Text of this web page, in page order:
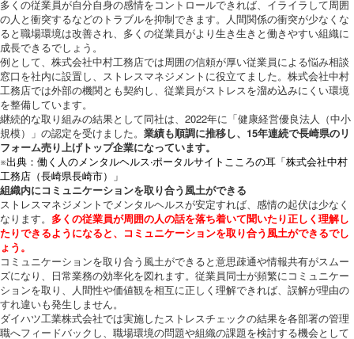
多くの従業員が自分自身の感情をコントロールできれば、イライラして周囲
の人と衝突するなどのトラブルを抑制できます。人間関係の衝突が少なくな
ると職場環境は改善され、多くの従業員がより生き生きと働きやすい組織に
成長できるでしょう。
例として、株式会社中村工務店では周囲の信頼が厚い従業員による悩み相談
窓口を社内に設置し、ストレスマネジメントに役立てました。株式会社中村
工務店では外部の機関とも契約し、従業員がストレスを溜め込みにくい環境
を整備しています。
継続的な取り組みの結果として同社は、2022年に「健康経営優良法人（中小
規模）」の認定を受けました。 業績も順調に推移し、15年連続で長崎県のリ
フォーム売り上げトップ企業になっています。
※出典：働く人のメンタルヘルス·ポータルサイトこころの耳「株式会社中村
工務店（長崎県長崎市）」
組織内にコミュニケーションを取り合う風土ができる
ストレスマネジメントでメンタルヘルスが安定すれば、感情の起伏は少なく
なります。 多くの従業員が周囲の人の話を落ち着いて聞いたり正しく理解し
たりできるようになると、コミュニケーションを取り合う風土ができるでし
ょう。
コミュニケーションを取り合う風土ができると意思疎通や情報共有がスムー
ズになり、日常業務の効率化を図れます。従業員同士が頻繁にコミュニケー
ションを取り、人間性や価値観を相互に正しく理解できれば、誤解が理由の
すれ違いも発生しません。
ダイハツ工業株式会社では実施したストレスチェックの結果を各部署の管理
職へフィードバックし、職場環境の問題や組織の課題を検討する機会として